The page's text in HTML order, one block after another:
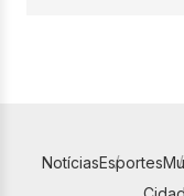
NotíciasEsportes